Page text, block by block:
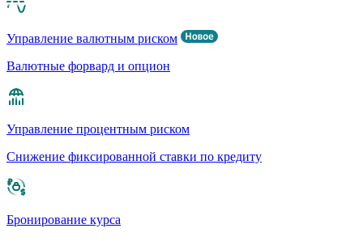
Управление валютным риском
Валютные форвард и опцион
Управление процентным риском
Cнижение фиксированной ставки по кредиту
Бронирование курса